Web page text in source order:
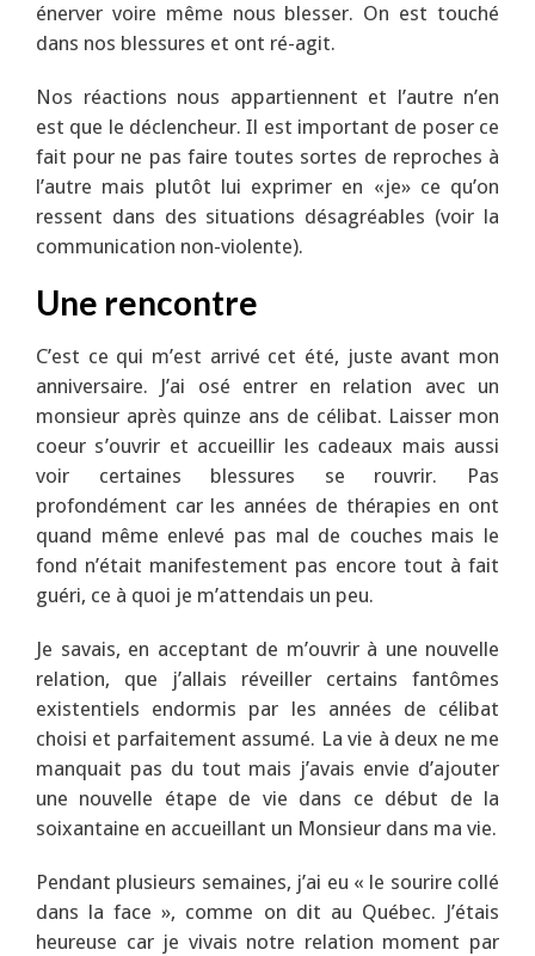
énerver voire même nous blesser. On est touché
dans nos blessures et ont ré-agit.
Nos réactions nous appartiennent et l’autre n’en
est que le déclencheur. Il est important de poser ce
fait pour ne pas faire toutes sortes de reproches à
l’autre mais plutôt lui exprimer en «je» ce qu’on
ressent dans des situations désagréables (voir la
communication non-violente).
Une rencontre
C’est ce qui m’est arrivé cet été, juste avant mon
anniversaire. J’ai osé entrer en relation avec un
monsieur après quinze ans de célibat. Laisser mon
coeur s’ouvrir et accueillir les cadeaux mais aussi
voir certaines blessures se rouvrir. Pas
profondément car les années de thérapies en ont
quand même enlevé pas mal de couches mais le
fond n’était manifestement pas encore tout à fait
guéri, ce à quoi je m’attendais un peu.
Je savais, en acceptant de m’ouvrir à une nouvelle
relation, que j’allais réveiller certains fantômes
existentiels endormis par les années de célibat
choisi et parfaitement assumé. La vie à deux ne me
manquait pas du tout mais j’avais envie d’ajouter
une nouvelle étape de vie dans ce début de la
soixantaine en accueillant un Monsieur dans ma vie.
Pendant plusieurs semaines, j’ai eu « le sourire collé
dans la face », comme on dit au Québec. J’étais
heureuse car je vivais notre relation moment par